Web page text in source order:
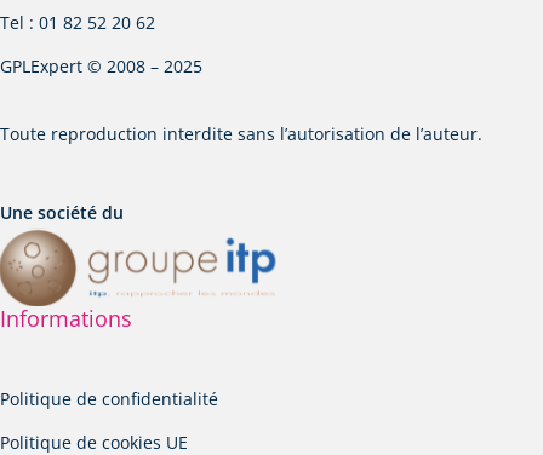
Tel : 01 82 52 20 62
GPLExpert © 2008 – 2025
Toute reproduction interdite sans l’autorisation de l’auteur.
Une société du
Informations
Politique de confidentialité
Politique de cookies UE